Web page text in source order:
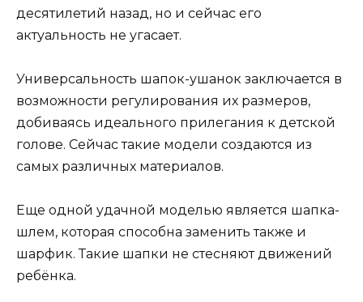
десятилетий назад, но и сейчас его
актуальность не угасает.
Универсальность шапок-ушанок заключается в
возможности регулирования их размеров,
добиваясь идеального прилегания к детской
голове. Сейчас такие модели создаются из
самых различных материалов.
Еще одной удачной моделью является шапка-
шлем, которая способна заменить также и
шарфик. Такие шапки не стесняют движений
ребёнка.